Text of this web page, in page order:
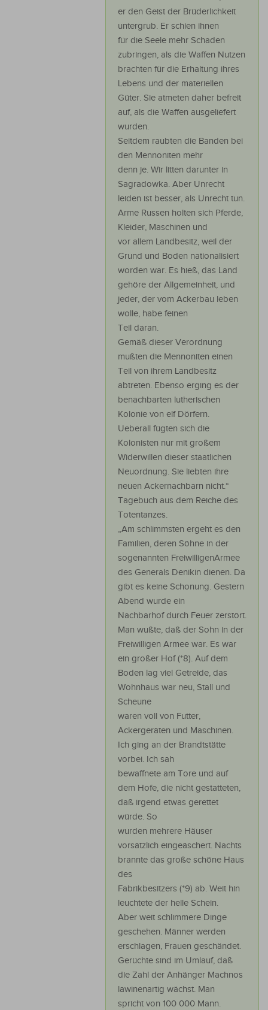
er den Geist der Brüderlichkeit
untergrub. Er schien ihnen
für die Seele mehr Schaden
zubringen, als die Waffen Nutzen
brachten für die Erhaltung ihres
Lebens und der materiellen
Güter. Sie atmeten daher befreit
auf, als die Waffen ausgeliefert
wurden.
Seitdem raubten die Banden bei
den Mennoniten mehr
denn je. Wir litten darunter in
Sagradowka. Aber Unrecht
leiden ist besser, als Unrecht tun.
Arme Russen holten sich Pferde,
Kleider, Maschinen und
vor allem Landbesitz, weil der
Grund und Boden nationalisiert
worden war. Es hieß, das Land
gehöre der Allgemeinheit, und
jeder, der vom Ackerbau leben
wolle, habe feinen
Teil daran.
Gemäß dieser Verordnung
mußten die Mennoniten einen
Teil von ihrem Landbesitz
abtreten. Ebenso erging es der
benachbarten lutherischen
Kolonie von elf Dörfern.
Ueberall fügten sich die
Kolonisten nur mit großem
Widerwillen dieser staatlichen
Neuordnung. Sie liebten ihre
neuen Ackernachbarn nicht.“
Tagebuch aus dem Reiche des
Totentanzes.
„Am schlimmsten ergeht es den
Familien, deren Söhne in der
sogenannten FreiwilligenArmee
des Generals Denikin dienen. Da
gibt es keine Schonung. Gestern
Abend wurde ein
Nachbarhof durch Feuer zerstört.
Man wußte, daß der Sohn in der
Freiwilligen Armee war. Es war
ein großer Hof (*8). Auf dem
Boden lag viel Getreide, das
Wohnhaus war neu, Stall und
Scheune
waren voll von Futter,
Ackergeräten und Maschinen.
Ich ging an der Brandtstätte
vorbei. Ich sah
bewaffnete am Tore und auf
dem Hofe, die nicht gestatteten,
daß irgend etwas gerettet
würde. So
wurden mehrere Häuser
vorsätzlich eingeäschert. Nachts
brannte das große schöne Haus
des
Fabrikbesitzers (*9) ab. Weit hin
leuchtete der helle Schein.
Aber weit schlimmere Dinge
geschehen. Männer werden
erschlagen, Frauen geschändet.
Gerüchte sind im Umlauf, daß
die Zahl der Anhänger Machnos
lawinenartig wächst. Man
spricht von 100 000 Mann.